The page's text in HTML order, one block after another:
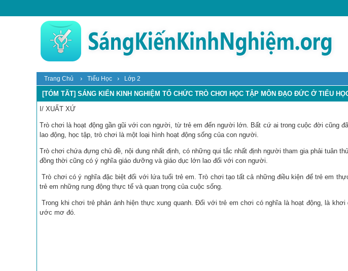
Trang Chủ › Tiểu Học › Lớp 2
[TÓM TĂT] SÁNG KIẾN KINH NGHIỆM TỔ CHỨC TRÒ CHƠI HỌC TẬP MÔN ĐẠO ĐỨC Ở TIỂU
I/ XUẤT XỨ
Trò chơi là hoạt động gần gũi với con người, từ trẻ em đến người lớn. Bất cứ ai trong cuộc đời cũng
lao động, học tập, trò chơi là một loại hình hoạt động sống của con người.
Trò chơi chứa đựng chủ đề, nội dung nhất định, có những qui tắc nhất định người tham gia phải tuân
đồng thời cũng có ý nghĩa giáo dưỡng và giáo dục lớn lao đối với con người.
Trò chơi có ý nghĩa đặc biệt đối với lứa tuổi trẻ em. Trò chơi tạo tất cả những điều kiện để trẻ em
trẻ em những rung động thực tế và quan trọng của cuộc sống.
Trong khi chơi trẻ phản ánh hiện thực xung quanh. Đối với trẻ em chơi có nghĩa là hoạt động, là
ước mơ đó.